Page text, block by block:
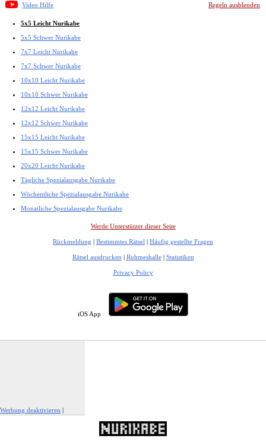
Video Hilfe Regeln ausblenden
5x5 Leicht Nurikabe
5x5 Schwer Nurikabe
7x7 Leicht Nurikabe
7x7 Schwer Nurikabe
10x10 Leicht Nurikabe
10x10 Schwer Nurikabe
12x12 Leicht Nurikabe
12x12 Schwer Nurikabe
15x15 Leicht Nurikabe
15x15 Schwer Nurikabe
20x20 Leicht Nurikabe
Tägliche Spezialausgabe Nurikabe
Wöchentliche Spezialausgabe Nurikabe
Monatliche Spezialausgabe Nurikabe
Werde Unterstützer dieser Seite
Rückmeldung | Bestimmtes Rätsel | Häufig gestellte Fragen
Rätsel ausdrucken | Ruhmeshalle| Statistiken
Privacy Policy
iOS App
Werbung deaktivieren |